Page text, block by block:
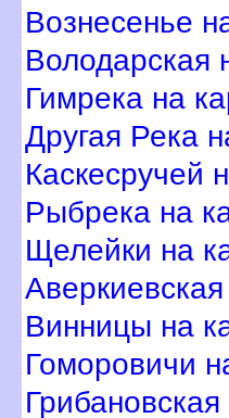
ознесенье
олодарская
Гимрека на
Другая Река
Каскесручей
Рыбрека на
Щелейки на
инницы на
Гоморовичи